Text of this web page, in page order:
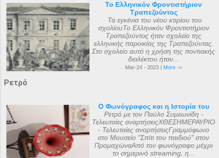
Το Ελληνικόν Φροντιστήριον
Τραπεζούντος
Τα εγκένια του νέου κτιρίου του
σχολίουΤο Ελληνικόν Φροντιστήριον
Τραπεζούντος ήταν σχολείο της
ελληνικής παροικίας της Τραπεζούντας.
Στο σχολείο αυτό η χρήση της ποντιακής
διαλέκτου ήταν...
Mar-24 - 2023 | More ->
Ρετρό
Ο Φωνόγραφος και η Ιστορία του
Ρετρό με τον Παύλο Συμεωνίδη -
Τελευταίες αναρτήσειςΧΘΕΣΗΜΕΡΑΥΡΙΟ
- Τελευταίες αναρτήσειςΓραμμόφωνο
στο Μουσείο "Σπίτι του παιδιού" στον
ΠρομαχώναΑπό τον φωνόγραφο μέχρι
το σημερινό streaming, η...